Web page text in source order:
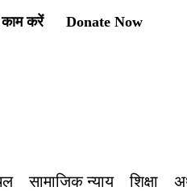
काम करें Donate Now
सामाजिक न्याय शिक्षा